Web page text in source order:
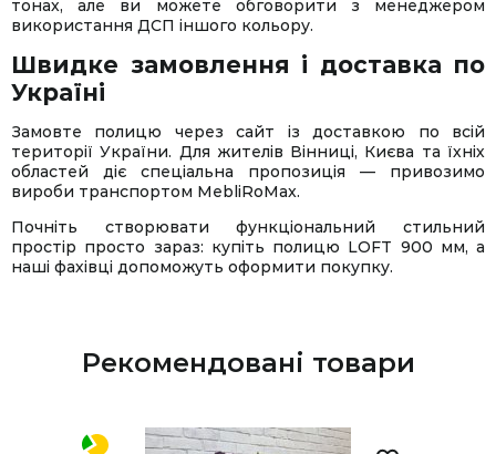
тонах, але ви можете обговорити з менеджером
використання ДСП іншого кольору.
Швидке замовлення і доставка по
Україні
Замовте полицю через сайт із доставкою по всій
території України. Для жителів Вінниці, Києва та їхніх
областей діє спеціальна пропозиція — привозимо
вироби транспортом MebliRoMax.
Почніть створювати функціональний стильний
простір просто зараз: купіть полицю LOFT 900 мм, а
наші фахівці допоможуть оформити покупку.
Рекомендовані товари